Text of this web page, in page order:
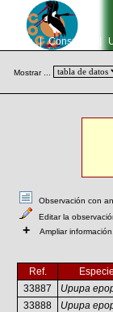
Inicio | Consultas
Mostrar ...
Observación con
Editar la
+ Ampliar información.
Ref. Especie
33887
Upupa
33888
Upupa